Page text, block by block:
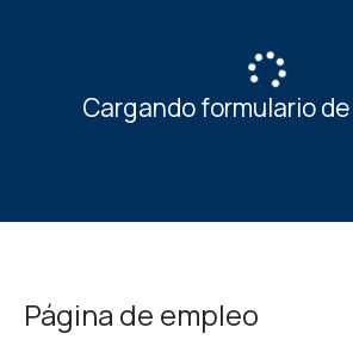
Cargando formulario
Página de empleo